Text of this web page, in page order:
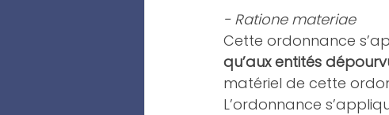
- Ratione materiae
Cette ordonnance
qu’aux entités
matériel de cette
L’ordonnance